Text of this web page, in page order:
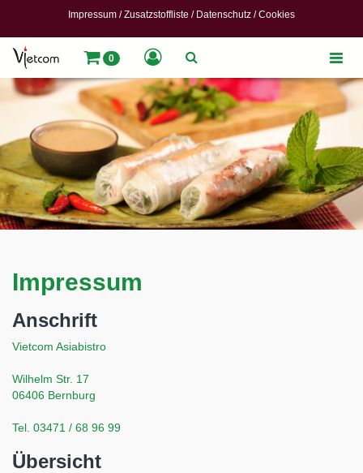
Impressum / Zusatzstoffliste / Datenschutz / Cookies
Toggle
0
Impressum
Anschrift
Vietcom Asiabistro
Wilhelm Str. 17
06406 Bernburg
Tel. 03471 / 68 96 99
Übersicht